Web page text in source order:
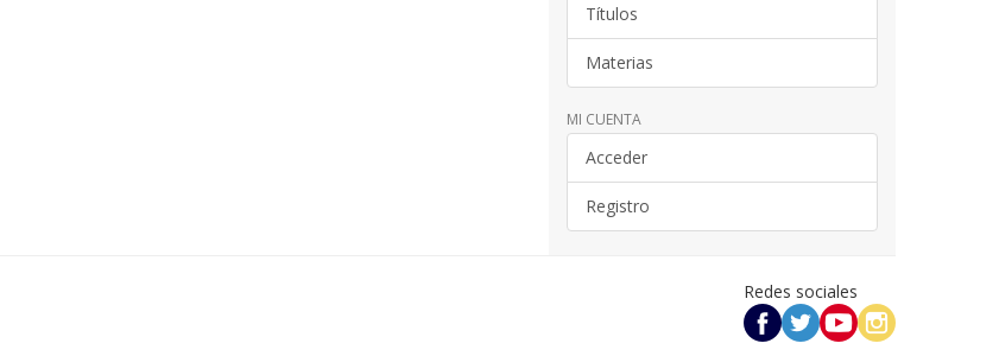
Títulos
Materias
MI CUENTA
Acceder
Registro
Redes sociales